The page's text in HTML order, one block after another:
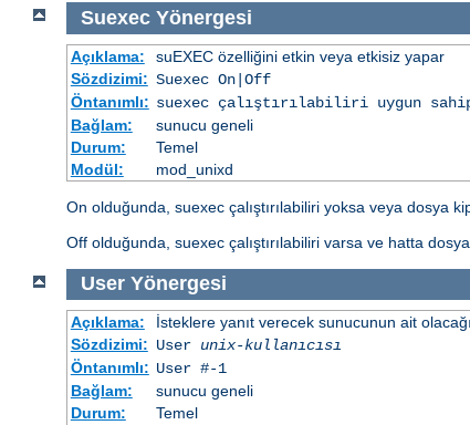
Suexec Yönergesi
Açıklama:
suEXEC özelliğini etkin veya etkisiz yapar
Sözdizimi: Suexec On|Off
Öntanımlı: suexec çalıştırılabiliri uygun
Bağlam:
sunucu geneli
Durum:
Temel
Modül:
mod_unixd
On olduğunda, suexec çalıştırılabiliri yoksa veya dosya
Off olduğunda, suexec çalıştırılabiliri varsa ve hatta
User Yönergesi
Açıklama:
İsteklere yanıt verecek sunucunun ait olacağı
Sözdizimi: User unix-kullanıcısı
Öntanımlı: User #-1
Bağlam:
sunucu geneli
Durum:
Temel